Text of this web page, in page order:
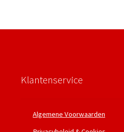
Klantenservice
Algemene Voorwaarden